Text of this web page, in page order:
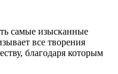
самые изысканные
все творения
благодаря которым